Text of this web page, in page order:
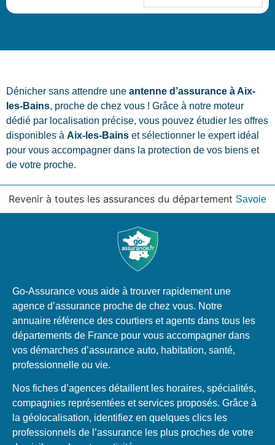
Dénicher sans attendre une antenne d’assurance à Aix-
les-Bains, proche de chez vous ! Grâce à notre moteur
dédié par localisation précise, vous pouvez étudier les offres
disponibles à Aix-les-Bains et sélectionner le expert idéal
pour vous accompagner dans la protection de vos biens et
de votre proche.
Revenir à toutes les assurances du département Savoie
Go-Assurance vous aide à trouver rapidement une
agence d’assurance proche de chez vous. Notre
annuaire référence des courtiers et agents dans tous les
départements de France pour vous accompagner dans
vos démarches d’assurance auto, habitation, santé,
professionnelle ou vie.
Nos fiches d’agences détaillent les horaires, spécialités,
compagnies représentées et services proposés. Grâce à
la géolocalisation, identifiez en quelques clics les
professionnels de l’assurance les plus proches de votre